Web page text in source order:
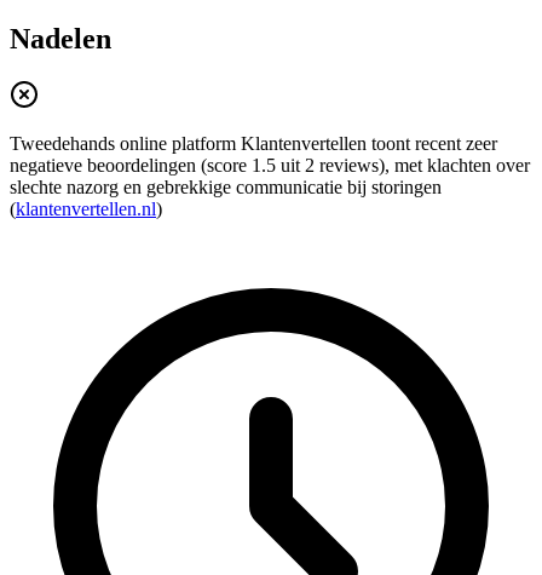
Nadelen
Tweedehands online platform Klantenvertellen toont recent zeer
negatieve beoordelingen (score 1.5 uit 2 reviews), met klachten over
slechte nazorg en gebrekkige communicatie bij storingen
(klantenvertellen.nl)